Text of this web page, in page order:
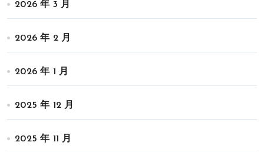
2026 年 3 月
2026 年 2 月
2026 年 1 月
2025 年 12 月
2025 年 11 月